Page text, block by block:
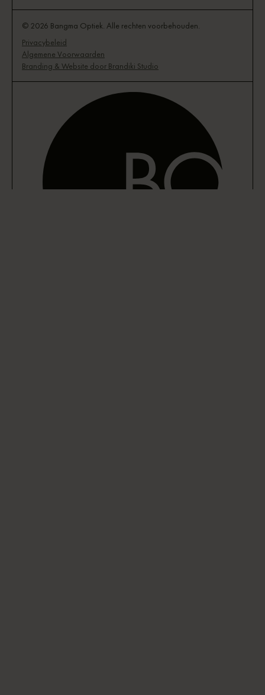
© 2026 Bangma Optiek. Alle rechten voorbehouden.
Privacybeleid
Algemene Voorwaarden
Branding & Website door Brandiki Studio